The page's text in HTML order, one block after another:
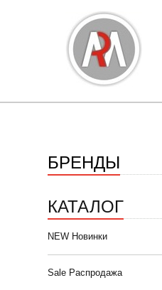
БРЕНДЫ
КАТАЛОГ
NEW Новинки
Sale Распродажа